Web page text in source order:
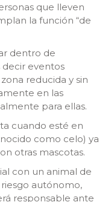
que lleven
la función “de
dentro de
decir eventos
reducida y sin
en las
para ellas.
cuando esté en
como celo) ya
otras mascotas.
con un animal de
autónomo,
responsable ante